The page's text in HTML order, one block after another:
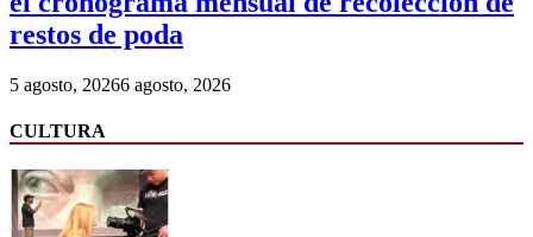
restos de poda
5 agosto, 20266 agosto, 2026
CULTURA